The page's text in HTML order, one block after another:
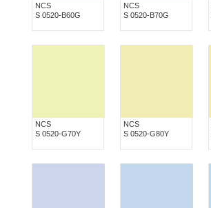
NCS
S 0520-B60G
NCS
S 0520-B70G
NCS
S 0520-G70Y
NCS
S 0520-G80Y